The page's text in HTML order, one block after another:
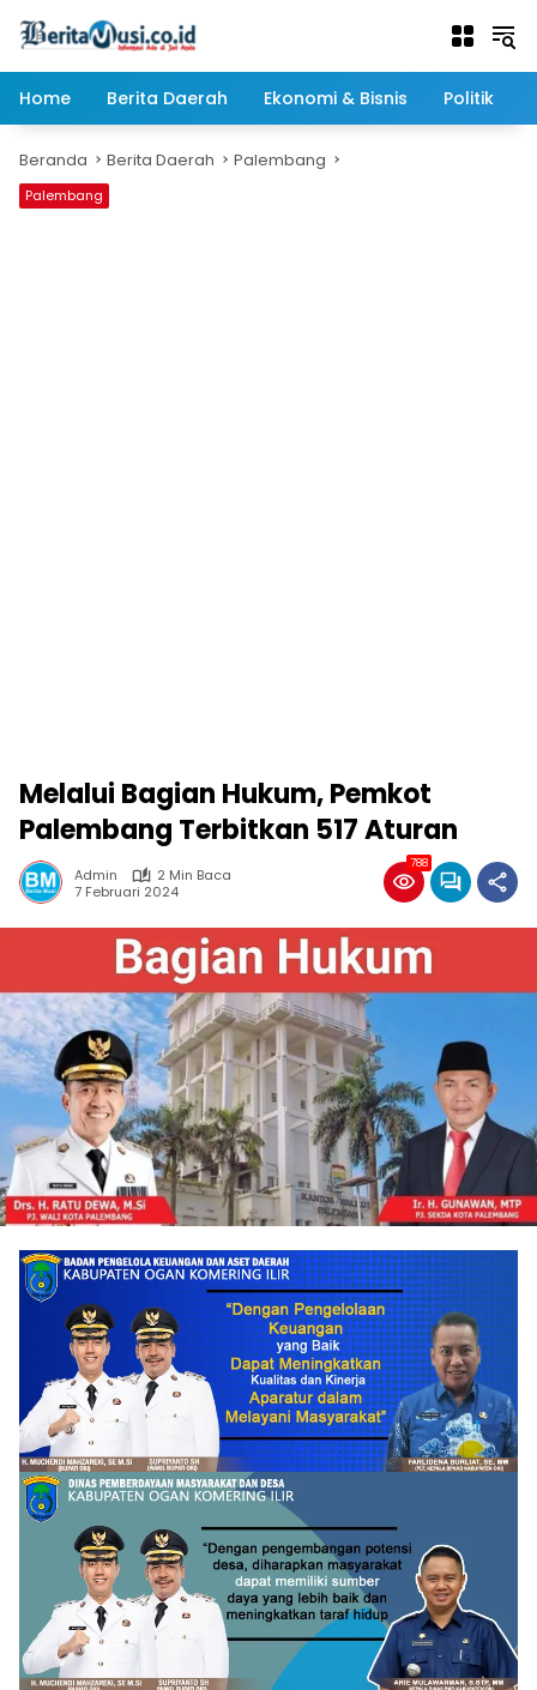
Home
Berita Daerah Ekonomi & Bisnis Politik
Beranda Berita Daerah Palembang
Palembang
Melalui Bagian Hukum, Pemkot
Palembang Terbitkan 517 Aturan
Admin
2 Min Baca
7 Februari 2024
788